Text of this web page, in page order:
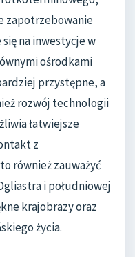
zapotrzebowanie
na inwestycje w
ośrodkami
przystępne, a
rozwój technologii
łatwiejsze
z
również zauważyć
i południowej
krajobrazy oraz
życia.